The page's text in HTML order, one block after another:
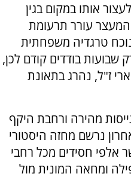
אותו במקום בגין
המעצר עורר תרעומת
טרגדיה משפחתית
בודדים קודם לכן,
ז"ל, נהרג בתאונת
מהירה ורחבת היקף
נרשם מחזה היסטורי
כאשר אלפי חסידים מכל רחבי
ומחאה המונית מול